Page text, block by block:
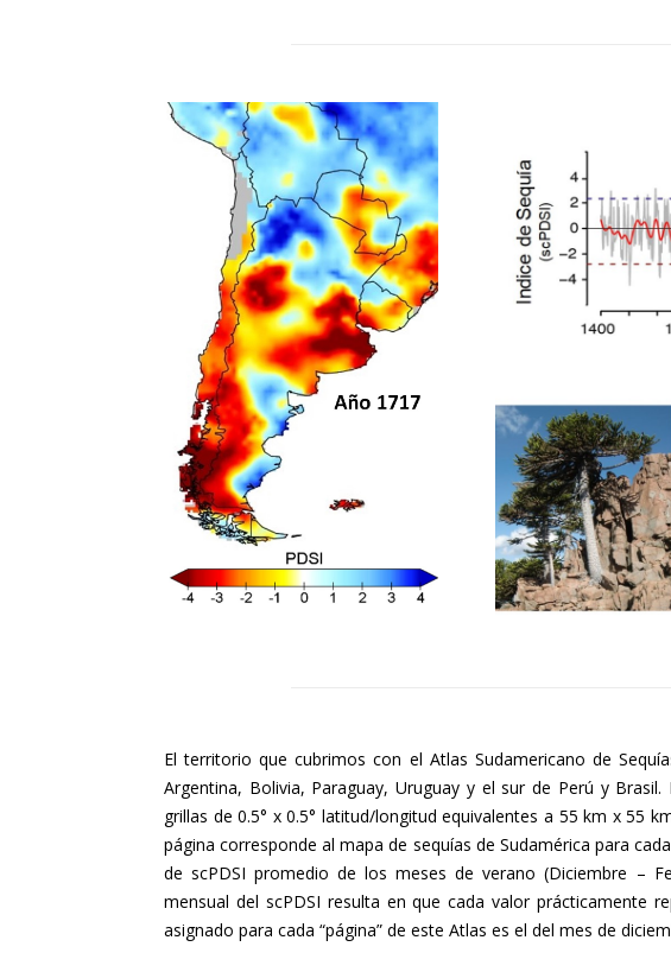
El territorio que cubrimos con el Atlas Sudamericano de
Argentina, Bolivia, Paraguay, Uruguay y el sur de Perú y
grillas de 0.5° x 0.5° latitud/longitud equivalentes a 55 km x 55
página corresponde al mapa de sequías de Sudamérica para
de scPDSI promedio de los meses de verano (Diciembre –
mensual del scPDSI resulta en que cada valor prácticamente
asignado para cada “página” de este Atlas es el del mes de